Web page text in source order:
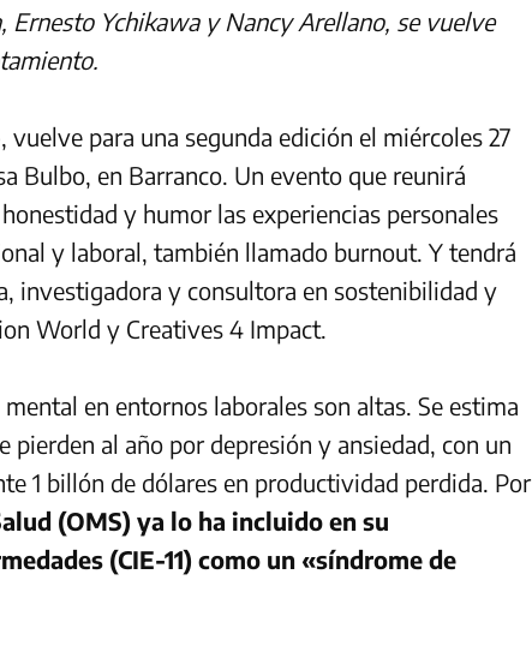
Ernesto Ychikawa y Nancy Arellano, se vuelve
para una segunda edición el miércoles 27
Bulbo, en Barranco. Un evento que reunirá
y humor las experiencias personales
y laboral, también llamado burnout. Y tendrá
investigadora y consultora en sostenibilidad y
World y Creatives 4 Impact.
en entornos laborales son altas. Se estima
pierden al año por depresión y ansiedad, con un
1 billón de dólares en productividad perdida. Por
(OMS) ya lo ha incluido en su
(CIE-11) como un «síndrome de